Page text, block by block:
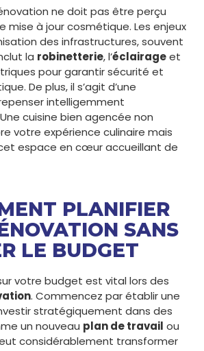
ne doit pas être perçu
mise à jour cosmétique. Les enjeux
des infrastructures, souvent
la robinetterie, l’éclairageet
pour garantir sécurité et
De plus, il s’agit d’une
intelligemment
cuisine bien agencée non
votre expérience culinaire mais
espace en cœur accueillant de
PLANIFIER
SANS
LE BUDGET
votre budget est vital lors des
. Commencez par établir une
stratégiquement dans des
un nouveau plan de travail ou
considérablement transformer